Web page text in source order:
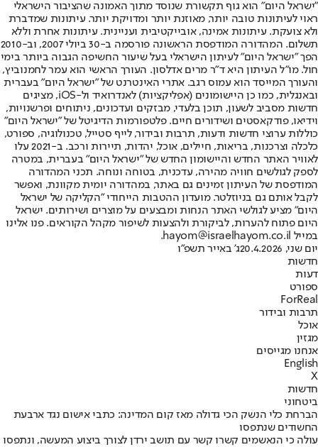
"ישראל היום" הוא גוף תקשורת שנוסד מתוך האמונה שהציבור הישראלי
ראוי לעיתונות טובה יותר, מאוזנת יותר ומדויקת יותר. עיתונות שמדברת
ולא צועקת. עיתונות אמינה, אובייקטיבית ועניינית. עיתונות אחרת וללא
תשלום. המהדורה המודפסת הראשונה פורסמה ב-30 ביולי 2007, וב-2010
הפך "ישראל היום" לעיתון הישראלי בעל שיעור החשיפה הגבוה ביותר בימי
חול. מו"ל העיתון היא ד"ר מרים אדלסון. העורך הראשי הוא עמר לחמנוביץ,
והעורך המייסד הוא עמוס רגב. אתרי האינטרנט של "ישראל היום" בעברית
ובאנגלית, כמו כן היישומונים (אפליקציות) לאנדרואיד ול-iOS, מציגים
חדשות מסביב לשעון, תוכן בלעדי, מבזקים ועדכונים, ניתוחים ופרשנויות,
וידיאו, פודקאסטים ושידורים חיים. פלטפורמות הדיגיטל של "ישראל היום"
כוללות ערוצי חדשות ודעות, תרבות ובידור, לייף סטייל, טכנולוגיה, ספורט,
כלכלה וצרכנות, בריאות, חיילים, אוכל, יהדות, תיירות ורכב. ב-2021 עלו
לאוויר האתר החדש והיישומון החדש של "ישראל היום" בעברית, במטרה
לספק לגולשים חוויה מהירה, עדכנית, בטוחה ונוחה. תכני המהדורה
המודפסת של העיתון זמינים גם באתר, במהדורה יומית מקוונת, ואפשר
לקבל אותם גם בניוזלטר. מועדון ההטבות הייחודי "הקליקה של ישראל
היום" מציע לגולשי האתר הנחות ומבצעים על מוצרים ושירותים. ישראל
היום פתוח להערות, לביקורת ולהצעות לשיפור מקהל הקוראים. פנו אלינו
במייל hayom@israelhayom.co.il.
יום שני, 20.4.2026
ג' באייר תשפ"ו
חדשות
דעות
ספורט
ForReal
תרבות ובידור
אוכל
מגזין
אנחנו מגייסים
English
X
חדשות
ביטחוני
הברחת כלי הנשק הכי גדולה מאז קום המדינה: כתבי אישום נגד ארבעת
החשודים שנתפסו
עולה כי הנאשמים קשרו קשר עם תושב ירדן לצורך ביצוע המעשה, ונתפסו